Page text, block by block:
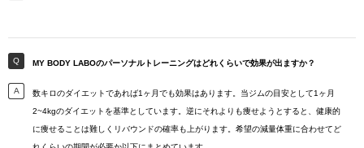
MY BODY LABOのパーソナルトレーニングはどれくらいで効果が出ますか？
数キロのダイエットであれば1ヶ月でも効果はあります。当ジムの目安として1ヶ月
2~4kgのダイエットを基準としています。逆にそれよりも痩せようとすると、健康的
に痩せることは難しくリバウンドの確率も上がります。希望の減量体重に合わせてど